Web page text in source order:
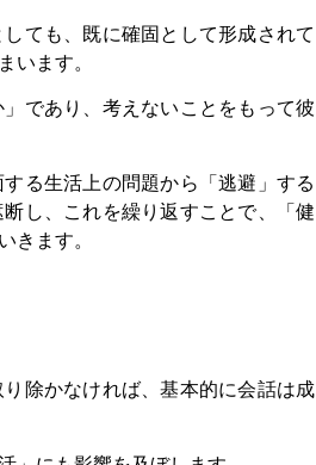
ても、既に確固として形成されて
います。
であり、考えないことをもって彼
る生活上の問題から「逃避」する
し、これを繰り返すことで、「健
きます。
除かなければ、基本的に会話は成